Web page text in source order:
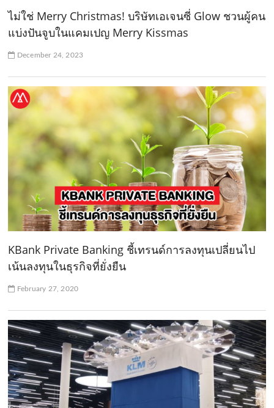
ไม่ใช่ Merry Christmas! บริษัทเอเจนซี่ Glow ชวนผู้คน
แบ่งปันจูบในแคมเปญ Merry Kissmas
December 24, 2023
KBank Private Banking ชี้เทรนด์การลงทุนเปลี่ยนไป
เน้นลงทุนในธุรกิจที่ยั่งยืน
February 27, 2020